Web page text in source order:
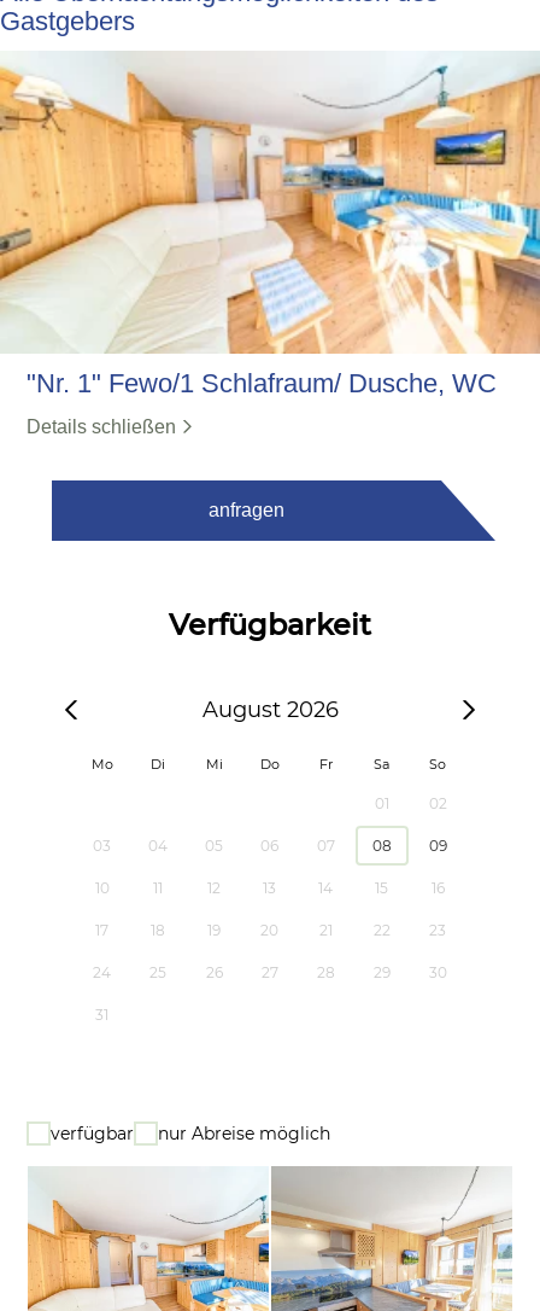
Gastgebers
"Nr. 1" Fewo/1 Schlafraum/ Dusche, WC
Details schließen
anfragen
Verfügbarkeit
August 2026
Mo Di Mi Do Fr Sa So
01 02
03 04 05 06 07 08 09
10 11 12 13 14 15 16
17 18 19 20 21 22 23
24 25 26 27 28 29 30
31
verfügbar nur Abreise möglich